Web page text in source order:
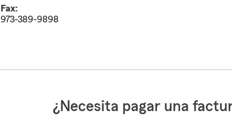
Fax:
973-389-9898
¿Necesita pagar una